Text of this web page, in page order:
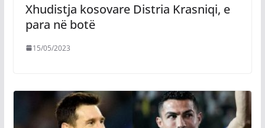
Xhudistja kosovare Distria Krasniqi, e
para në botë
15/05/2023